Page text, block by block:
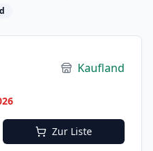
Kaufland
Zur Liste